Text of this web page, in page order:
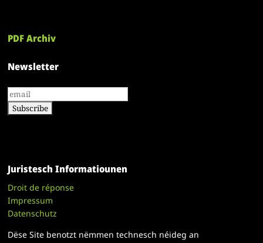
PDF Archiv
Newsletter
Juristesch Informatiounen
Droit de réponse
Impressum
Datenschutz
Dëse Site benotzt nëmmen technesch néideg an